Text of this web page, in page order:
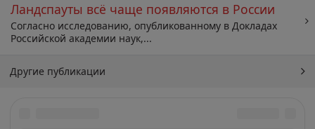
Ландспауты всё чаще появляются в России
Согласно исследованию, опубликованному в Докладах
Российской академии наук,...
Другие публикации